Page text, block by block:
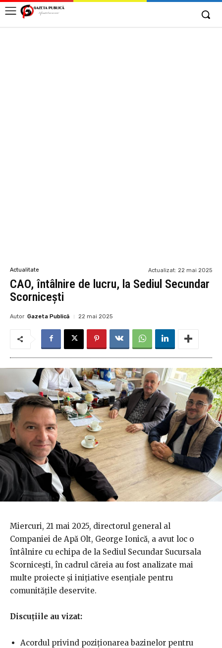
Actualitate Actualizat: 22 mai 2025
CAO, întâlnire de lucru, la Sediul Secundar
Scornicești
Autor Gazeta Publică 22 mai 2025
Miercuri, 21 mai 2025, directorul general al
Companiei de Apă Olt, George Ionică, a avut loc o
întâlnire cu echipa de la Sediul Secundar Sucursala
Scornicești, în cadrul căreia au fost analizate mai
multe proiecte și inițiative esențiale pentru
comunitățile deservite.
Discuțiile au vizat:
Acordul privind poziționarea bazinelor pentru